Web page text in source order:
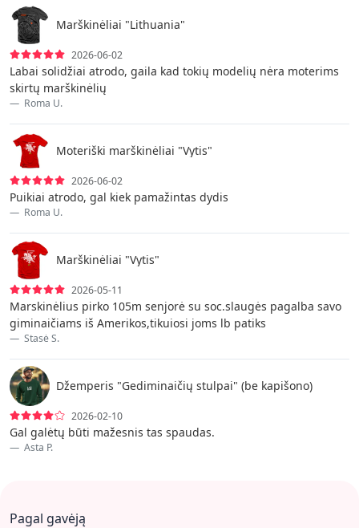
Marškinėliai "Lithuania"
2026-06-02
Labai solidžiai atrodo, gaila kad tokių modelių nėra moterims
skirtų marškinėlių
Roma U.
Moteriški marškinėliai "Vytis"
2026-06-02
Puikiai atrodo, gal kiek pamažintas dydis
Roma U.
Marškinėliai "Vytis"
2026-05-11
Marskinėlius pirko 105m senjorė su soc.slaugės pagalba savo
giminaičiams iš Amerikos,tikuiosi joms lb patiks
Stasė S.
Džemperis "Gediminaičių stulpai" (be kapišono)
2026-02-10
Gal galėtų būti mažesnis tas spaudas.
Asta P.
Pagal gavėją